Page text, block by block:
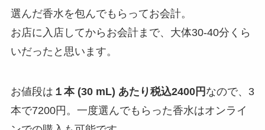
選んだ香水を包んでもらってお会計。
お店に入店してからお会計まで、大体30-40分くら
いだったと思います。
お値段は １本 (30 mL) あたり税込2400円 なので、3
本で7200円。一度選んでもらった香水はオンライ